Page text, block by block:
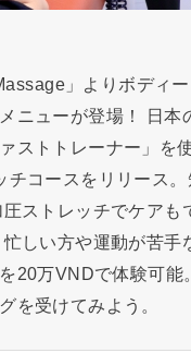
」よりボディ
ニューが登場！ 日本
ストトレーナー」を
チコースをリリース
ストレッチでケアも
しい方や運動が苦手
20万VNDで体験可能
を受けてみよう。